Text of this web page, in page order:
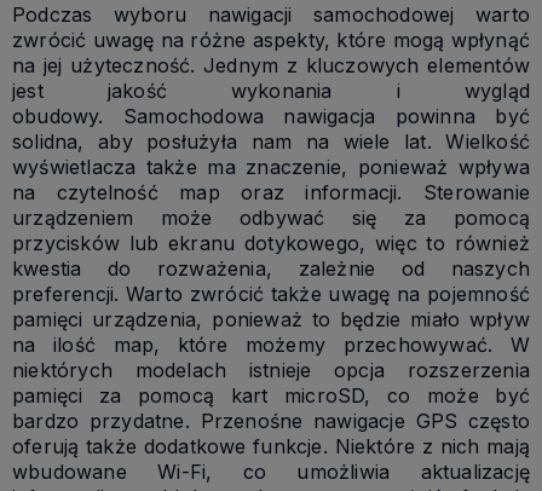
Podczas wyboru nawigacji samochodowej warto
zwrócić uwagę na różne aspekty, które mogą wpłynąć
na jej użyteczność. Jednym z kluczowych elementów
jest jakość wykonania i wygląd
obudowy. Samochodowa nawigacja powinna być
solidna,
aby posłużyła nam na wiele lat. Wielkość
wyświetlacza także ma znaczenie, ponieważ wpływa
na czytelność map oraz informacji. Sterowanie
urządzeniem może odbywać się za pomocą
przycisków lub ekranu dotykowego, więc to również
kwestia do rozważenia, zależnie od naszych
preferencji. Warto zwrócić także uwagę na pojemność
pamięci urządzenia, ponieważ to będzie miało wpływ
na ilość map, które możemy przechowywać. W
niektórych modelach istnieje opcja rozszerzenia
pamięci za pomocą kart microSD, co może być
bardzo przydatne. Przenośne nawigacje GPS często
oferują także dodatkowe funkcje. Niektóre z nich mają
wbudowane Wi-Fi, co umożliwia aktualizację